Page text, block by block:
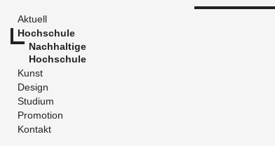
Aktuell
Hochschule
Nachhaltige
Hochschule
Kunst
Design
Studium
Promotion
Kontakt